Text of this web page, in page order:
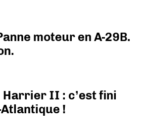
moteur en A-29B.
Harrier II : c’est fini
!